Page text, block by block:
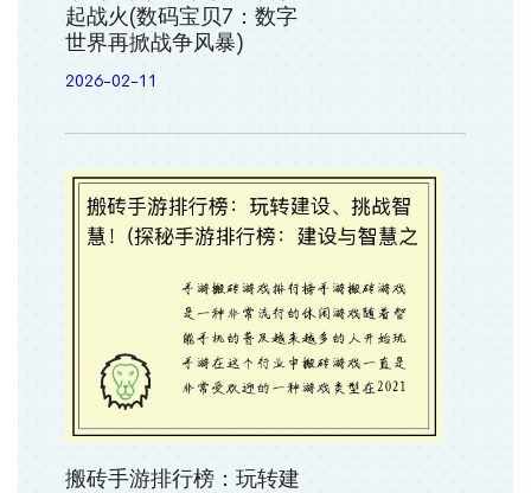
起战火(数码宝贝7：数字
世界再掀战争风暴)
2026-02-11
搬砖手游排行榜：玩转建